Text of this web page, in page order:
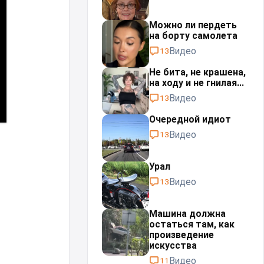
Можно ли пердеть
на борту самолета
13Видео
Не бита, не крашена,
на ходу и не гнилая...
13Видео
Очередной идиот
13Видео
Урал⁠⁠
13Видео
Машина должна
остаться там, как
произведение
искусства
11 Видео